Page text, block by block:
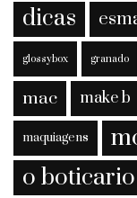
dicas
glossybox granado
mac make b
maquiagens
o boticario